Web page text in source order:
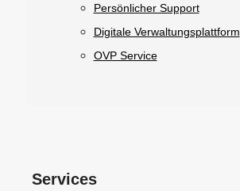
Persönlicher Support
Digitale Verwaltungsplattform
OVP Service
Services